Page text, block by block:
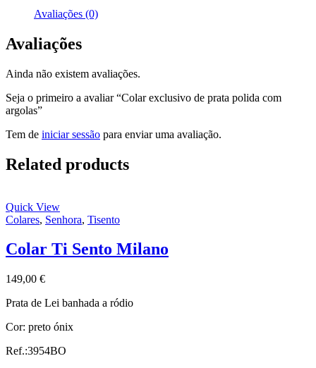
Avaliações (0)
Avaliações
Ainda não existem avaliações.
Seja o primeiro a avaliar “Colar exclusivo de prata polida com
argolas”
Tem de iniciar sessão para enviar uma avaliação.
Related products
Quick View
Colares, Senhora, Tisento
Colar Ti Sento Milano
149,00 €
Prata de Lei banhada a ródio
Cor: preto ónix
Ref.:3954BO